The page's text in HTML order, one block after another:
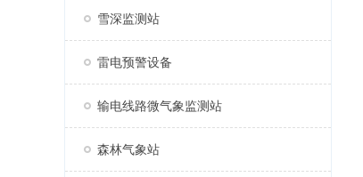
雪深监测站
雷电预警设备
输电线路微气象监测站
森林气象站